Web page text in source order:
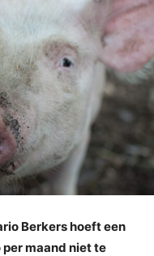
Berkers hoeft een
maand niet te